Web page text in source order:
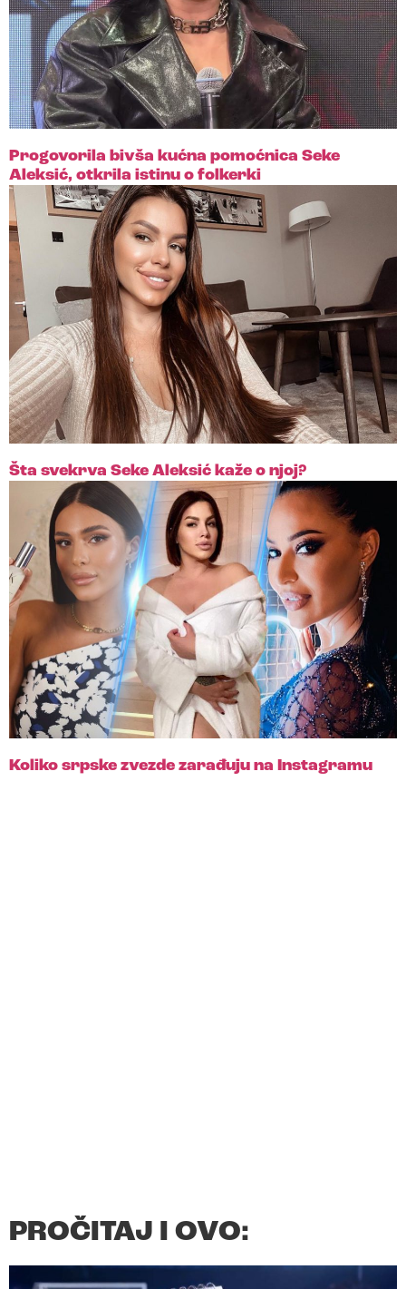
Progovorila bivša kućna pomoćnica Seke
Aleksić, otkrila istinu o folkerki
Šta svekrva Seke Aleksić kaže o njoj?
Koliko srpske zvezde zarađuju na Instagramu
PROČITAJ I OVO: